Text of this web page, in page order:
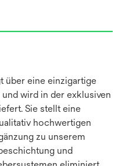
über eine einzigartige
wird in der exklusiven
Sie stellt eine
hochwertigen
zu unserem
und